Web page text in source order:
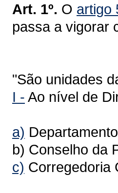
Art. 1º. O artigo
passa a vigorar
"São unidades
I - Ao nível de
a)
b) Conselho da
c) Corregedoria